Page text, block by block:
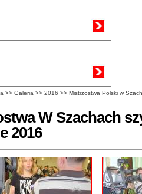
>> Galeria >> 2016 >> Mistrzostwa Polski w
W Szachach
2016